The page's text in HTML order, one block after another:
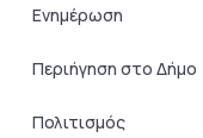
Ενημέρωση
Περιήγηση στο Δήμο
Πολιτισμός